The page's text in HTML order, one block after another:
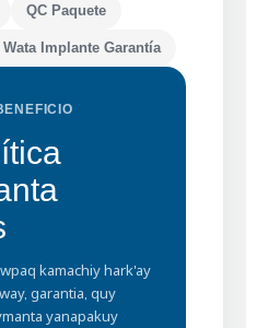
QC Paquete
Wata Implante Garantía
kamachiy hark'ay
garantia, quy
yanapakuy